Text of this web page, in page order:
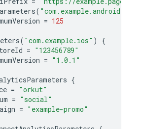
( "com.example.android"
= 125
( "com.example.ios" )
{
= "123456789"
= "1.0.1"
{
= "orkut"
= "social"
= "example-promo"